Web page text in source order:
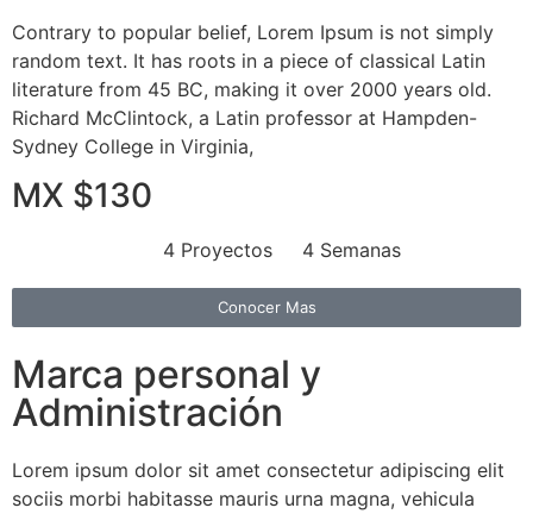
Contrary to popular belief, Lorem Ipsum is not simply
random text. It has roots in a piece of classical Latin
literature from 45 BC, making it over 2000 years old.
Richard McClintock, a Latin professor at Hampden-
Sydney College in Virginia,
MX $130
4 Proyectos 4 Semanas
Conocer Mas
Marca personal y
Administración
Lorem ipsum dolor sit amet consectetur adipiscing elit
sociis morbi habitasse mauris urna magna, vehicula